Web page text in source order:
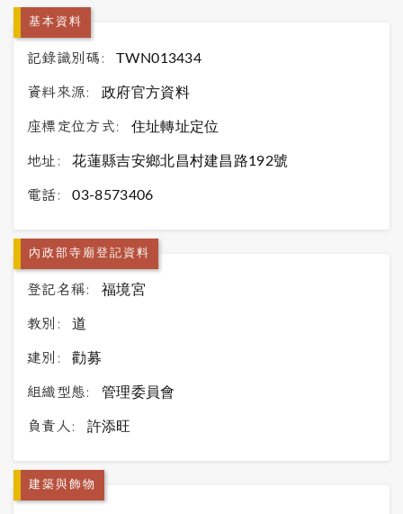
基本資料
記錄識別碼: TWN013434
資料來源: 政府官方資料
座標定位方式: 住址轉址定位
地址: 花蓮縣吉安鄉北昌村建昌路192號
電話: 03-8573406
內政部寺廟登記資料
登記名稱: 福境宮
教別: 道
建別: 勸募
組織型態: 管理委員會
負責人: 許添旺
建築與飾物